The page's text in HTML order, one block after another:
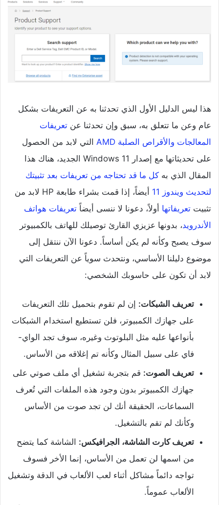
هذا ليس الدليل الأول الذي تحدثنا به عن التعريفات بشكل
عام وعن ما تتعلق به، سبق وإن تحدثنا عن تعريفات
المعالجات والأقراص الصلبة AMD
التي لابد من الحصول
على تحديثاتها مع إصدار Windows 11 الجديد، هناك هذا
المقال الذي به كل ما قد تحتاجه من تعريفات بعد تثبيتك
لتحديث ويندوز 11
أيضاً، إذا قمت بشراء طابعة HP لابد من
تثبيت تعريفاتها أولاً، دعونا لا ننسى أيضاً تعريفات هواتف
الأندرويد، بدونها عزيزي القارئ توصيلك للهاتف بالكمبيوتر
سوف يصبح وكأنه لم يكن أساساً. دعونا الآن ننتقل إلى
موضوع دليلنا الأساسي، ونتحدث سوياً عن التعريفات التي
لابد أن تكون على حاسوبك الشخصي:
تعريف الشبكات: إن لم تقوم بتحميل تلك التعريفات
على جهازك الكمبيوتر، فلن تستطيع استخدام الشبكات
بأنواعها عليه مثل البلوتوث وغيره، سوف تجد الواي-
فاي على سبيل المثال وكأنه تم إغلاقه من الأساس.
تعريف الصوت: قم بتجربة تشغيل أي ملف صوتي على
جهازك الكمبيوتر بدون وجود هذه الملفات التي تُعرف
السماعات، الحقيقة أنك لن تجد صوت من الأساس
وكأنك لم تقم بالتشغيل.
تعريف كارت الشاشة، الجرافيكس: الشاشة كما يتضح
من اسمها لن تعمل من الأساس، إنما الأخر فسوف
تواجه دائماً مشاكل أثناء لعب الألعاب في الدقة وتشغيل
الألعاب عموماً.